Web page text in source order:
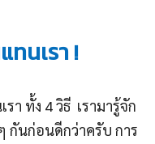
ทนเรา !
า ทั้ง 4 วิธี เรามารู้จัก
กันก่อนดีกว่าครับ การ